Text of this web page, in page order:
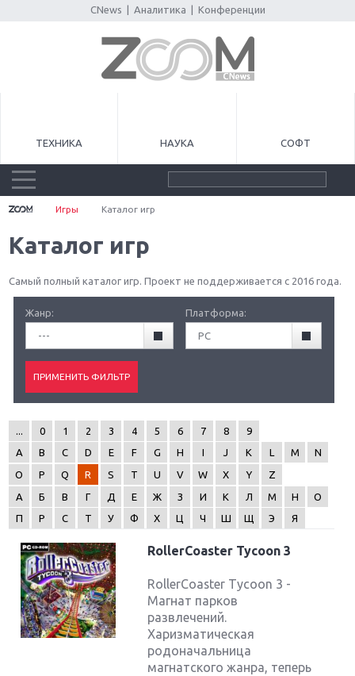
CNews Аналитика Конференции
ТЕХНИКА НАУКА СОФТ
Игры Каталог игр
Каталог игр
Самый полный каталог игр. Проект не поддерживается с 2016 года.
Жанр:
---
Платформа:
PC
0 1 2 3 4 5 6 7 8
9
A
B C D E F G H I J K L M
N
O
P Q R S T U V W X Y
Z
А
Б В Г Д Е Ж З И К Л М Н
О
П
Р С Т У Ф Х Ц Ч Ш Щ Э Я
RollerCoaster Tycoon 3
RollerCoaster Tycoon 3 -
Магнат парков
развлечений.
Харизматическая
родоначальница
магнатского жанра, теперь